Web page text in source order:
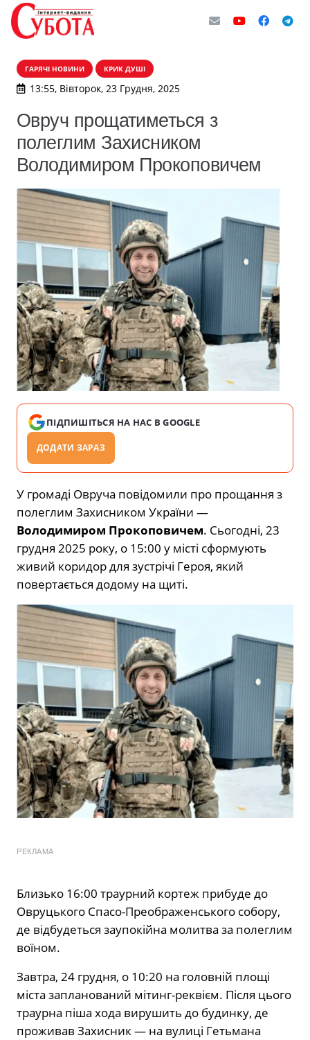
ГАРЯЧІ НОВИНИ КРИК ДУШІ
13:55, Вівторок, 23 Грудня, 2025
Овруч прощатиметься з
полеглим Захисником
Володимиром Прокоповичем
ПІДПИШІТЬСЯ НА НАС В GOOGLE
ДОДАТИ ЗАРАЗ
У громаді Овруча повідомили про прощання з
полеглим Захисником України —
Володимиром Прокоповичем. Сьогодні, 23
грудня 2025 року, о 15:00 у місті сформують
живий коридор для зустрічі Героя, який
повертається додому на щиті.
РЕКЛАМА
Близько 16:00 траурний кортеж прибуде до
Овруцького Спасо-Преображенського собору,
де відбудеться заупокійна молитва за полеглим
воїном.
Завтра, 24 грудня, о 10:20 на головній площі
міста запланований мітинг-реквієм. Після цього
траурна піша хода вирушить до будинку, де
проживав Захисник — на вулиці Гетьмана